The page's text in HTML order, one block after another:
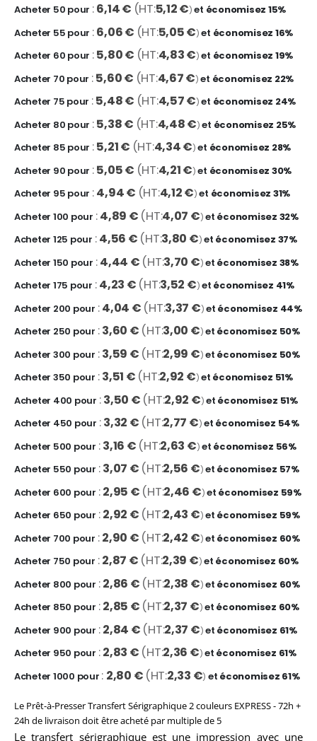
Acheter 50 pour 6,14 € 5,12 € et économisez 15%
Acheter 55 pour 6,06 € 5,05 € et économisez 16%
Acheter 60 pour 5,80 € 4,83 € et économisez 19%
Acheter 70 pour 5,60 € 4,67 € et économisez 22%
Acheter 75 pour 5,48 € 4,57 € et économisez 24%
Acheter 80 pour 5,38 € 4,48 € et économisez 25%
Acheter 85 pour 5,21 € 4,34 € et économisez 28%
Acheter 90 pour 5,05 € 4,21 € et économisez 30%
Acheter 95 pour 4,94 € 4,12 € et économisez 31%
Acheter 100 pour 4,89 € 4,07 € et économisez 32%
Acheter 125 pour 4,56 € 3,80 € et économisez 37%
Acheter 150 pour 4,44 € 3,70 € et économisez 38%
Acheter 175 pour 4,23 € 3,52 € et économisez 41%
Acheter 200 pour 4,04 € 3,37 € et économisez 44%
Acheter 250 pour 3,60 € 3,00 € et économisez 50%
Acheter 300 pour 3,59 € 2,99 € et économisez 50%
Acheter 350 pour 3,51 € 2,92 € et économisez 51%
Acheter 400 pour 3,50 € 2,92 € et économisez 51%
Acheter 450 pour 3,32 € 2,77 € et économisez 54%
Acheter 500 pour 3,16 € 2,63 € et économisez 56%
Acheter 550 pour 3,07 € 2,56 € et économisez 57%
Acheter 600 pour 2,95 € 2,46 € et économisez 59%
Acheter 650 pour 2,92 € 2,43 € et économisez 59%
Acheter 700 pour 2,90 € 2,42 € et économisez 60%
Acheter 750 pour 2,87 € 2,39 € et économisez 60%
Acheter 800 pour 2,86 € 2,38 € et économisez 60%
Acheter 850 pour 2,85 € 2,37 € et économisez 60%
Acheter 900 pour 2,84 € 2,37 € et économisez 61%
Acheter 950 pour 2,83 € 2,36 € et économisez 61%
Acheter 1000 pour 2,80 € 2,33 € et économisez 61%
Le Prêt-à-Presser Transfert Sérigraphique 2 couleurs EXPRESS - 72h +
24h de livraison doit être acheté par multiple de 5
Le transfert sérigraphique est une impression avec une